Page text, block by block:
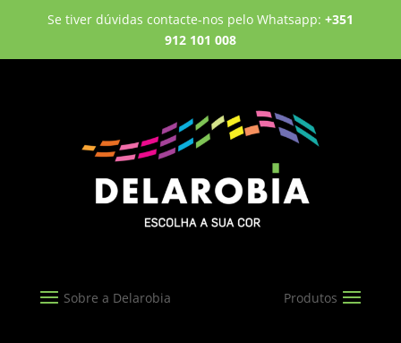
Se tiver dúvidas contacte-nos pelo Whatsapp: +351
912 101 008